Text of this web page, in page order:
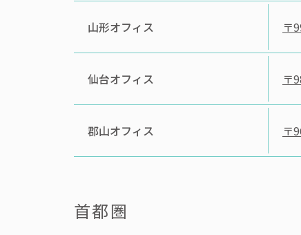
山形オフィス 〒
仙台オフィス 〒
郡山オフィス 〒
首都圏